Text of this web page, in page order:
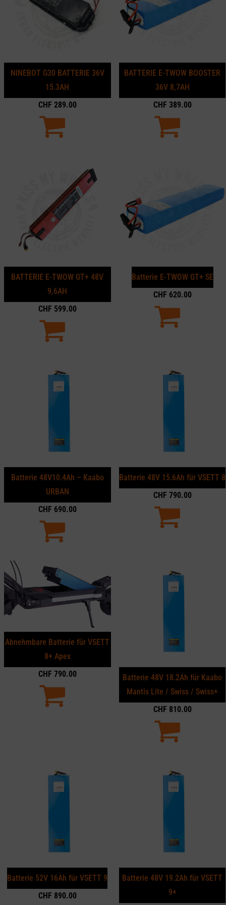
NINEBOT G30 BATTERIE 36V
15.3AH
CHF 289.00
BATTERIE E-TWOW BOOSTER
36V 8,7AH
CHF 389.00
BATTERIE E-TWOW GT+ 48V
9,6AH
CHF 599.00
Batterie E-TWOW GT+ SE
CHF 620.00
Batterie 48V10.4Ah – Kaabo
URBAN
CHF 690.00
Batterie 48V 15.6Ah für VSETT 8
CHF 790.00
Abnehmbare Batterie für VSETT
8+ Apex
CHF 790.00
Batterie 48V 18.2Ah für Kaabo
Mantis Lite / Swiss / Swiss+
CHF 810.00
Batterie 52V 16Ah für VSETT 9
CHF 890.00
Batterie 48V 19.2Ah für VSETT
9+